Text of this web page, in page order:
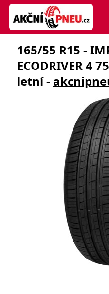
165/55 R15 -
ECODRIVER 4
letní -